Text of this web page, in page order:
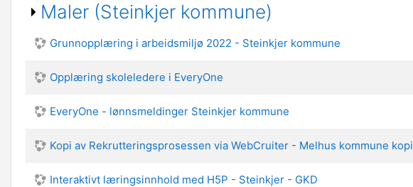
Maler (Steinkjer kommune)
Grunnopplæring i arbeidsmiljø 2022 - Steinkjer kommune
Opplæring skoleledere i EveryOne
EveryOne - lønnsmeldinger Steinkjer kommune
Kopi av Rekrutteringsprosessen via WebCruiter - Melhus kommune kopi
Interaktivt læringsinnhold med H5P - Steinkjer - GKD